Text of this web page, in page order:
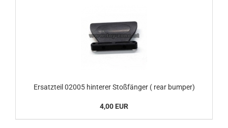
Ersatzteil 02005 hinterer Stoßfänger ( rear bumper)
4,00 EUR